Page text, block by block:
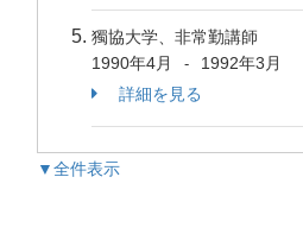
獨協大学、非常勤講師
1990年4月
-
1992年3月
詳細を見る
▼全件表示